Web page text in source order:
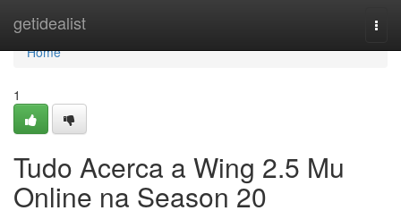
getidealist
Home
Home
1
Tudo Acerca a Wing 2.5 Mu
Online na Season 20